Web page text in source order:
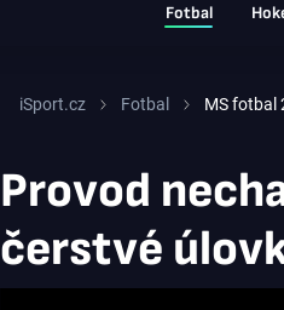
Fotbal
iSport.cz Fotbal MS fotbal
Provod
čerstvé